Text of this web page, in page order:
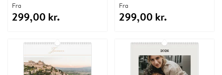
Fra
299,00 kr.
Fra
299,00 kr.